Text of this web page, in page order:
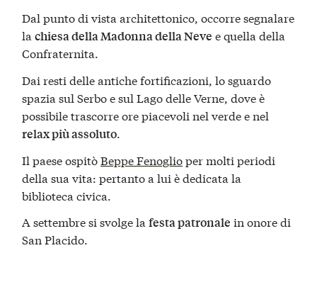
Dal punto di vista architettonico, occorre segnalare
lachiesa della Madonna della Neve e quella della
Confraternita.
Dai resti delle antiche fortificazioni, lo sguardo
spazia sul Serbo e sul Lago delle Verne, dove è
possibile trascorre ore piacevoli nel verde e nel
relax più assoluto.
Il paese ospitòBeppe Fenoglioper molti periodi
della sua vita: pertanto a lui è dedicata la
biblioteca civica.
A settembre si svolge lafesta patronale in onore di
San Placido.